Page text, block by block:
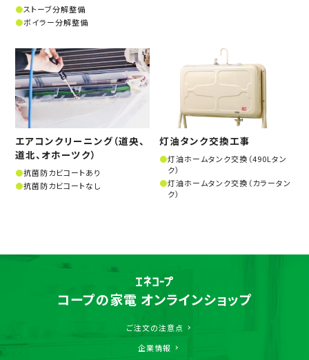
ストーブ分解整備
ボイラー分解整備
エアコンクリーニング（道央、
道北、オホーツク）
抗菌防カビコートあり
抗菌防カビコートなし
灯油タンク交換工事
灯油ホームタンク交換（490Lタン
ク）
灯油ホームタンク交換（カラータン
ク）
コープの家電 オンラインショップ
ご注文の注意点
企業情報